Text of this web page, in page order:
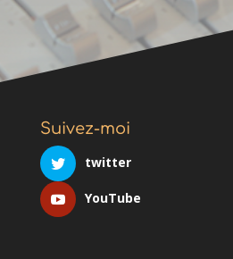
Suivez-moi
twitter
YouTube